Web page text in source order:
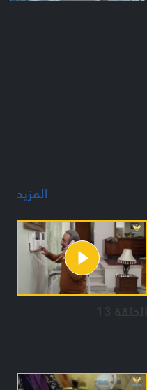
المزيد
الحلقة 13